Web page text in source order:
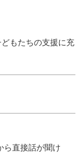
もたちの支援に充
ら直接話が聞け